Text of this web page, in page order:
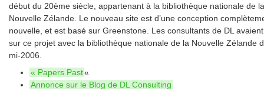
début du 20ème siècle, appartenant à la bibliothèque nationale de la
Nouvelle Zélande. Le nouveau site est d’une conception
nouvelle, et est basé sur Greenstone. Les consultants de DL
sur ce projet avec la bibliothèque nationale de la Nouvelle Zélande
mi-2006.
« Papers Past«
Annonce sur le Blog de DL Consulting